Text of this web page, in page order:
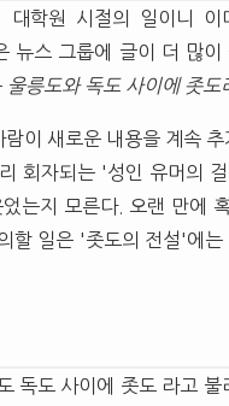
대학원 시절의 일이니
뉴스 그룹에 글이 더 많
울릉도와 독도 사이에 좃도
람이 새로운 내용을 계속
회자되는 '성인 유머의
는지 모른다. 오랜 만에
할 일은 '좃도의 전설'에
독도 사이에 좃도 라고